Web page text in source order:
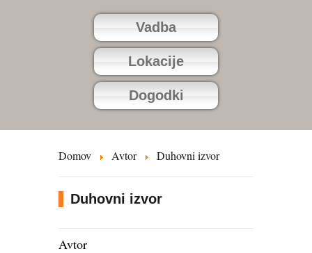
Vadba
Lokacije
Dogodki
Domov Avtor Duhovni izvor
Duhovni izvor
Avtor